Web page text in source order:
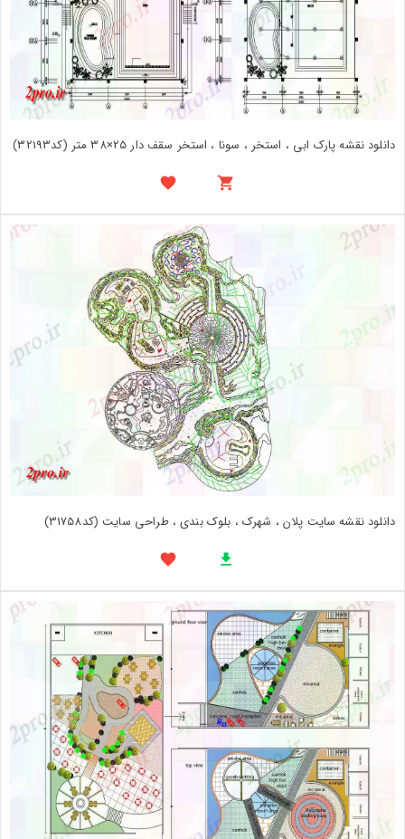
دانلود نقشه پارک ابی ، استخر ، سونا ، استخر سقف دار 25×38 متر (کد32193)
دانلود نقشه سایت پلان ، شهرک ، بلوک بندی ، طراحی سایت (کد31758)